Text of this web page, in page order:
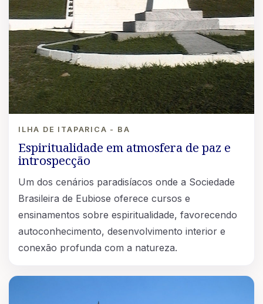
ILHA DE ITAPARICA - BA
Espiritualidade em atmosfera de paz e
introspecção
Um dos cenários paradisíacos onde a Sociedade
Brasileira de Eubiose oferece cursos e
ensinamentos sobre espiritualidade, favorecendo
autoconhecimento, desenvolvimento interior e
conexão profunda com a natureza.